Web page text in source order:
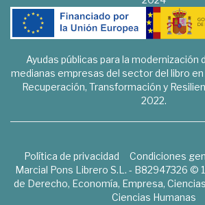
Ayudas públicas para la modernización
medianas empresas del sector del libro
Recuperación, Transformación y
2022.
Política de privacidad Condiciones
Marcial Pons Librero S.L. - B82947326 ©
de Derecho, Economía, Empresa,
Ciencias Humanas